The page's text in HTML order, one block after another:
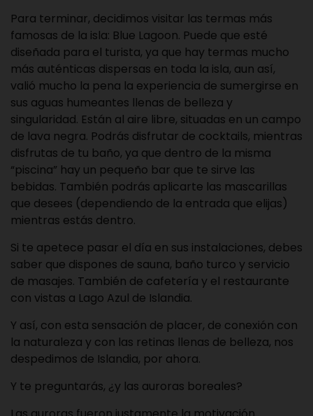
Para terminar, decidimos visitar las termas más
famosas de la isla: Blue Lagoon. Puede que esté
diseñada para el turista, ya que hay termas mucho
más auténticas dispersas en toda la isla, aun así,
valió mucho la pena la experiencia de sumergirse en
sus aguas humeantes llenas de belleza y
singularidad. Están al aire libre, situadas en un campo
de lava negra. Podrás disfrutar de cocktails, mientras
disfrutas de tu baño, ya que dentro de la misma
“piscina” hay un pequeño bar que te sirve las
bebidas. También podrás aplicarte las mascarillas
que desees (dependiendo de la entrada que elijas)
mientras estás dentro.
Si te apetece pasar el día en sus instalaciones, debes
saber que dispones de sauna, baño turco y servicio
de masajes. También de cafetería y el restaurante
con vistas a Lago Azul de Islandia.
Y así, con esta sensación de placer, de conexión con
la naturaleza y con las retinas llenas de belleza, nos
despedimos de Islandia, por ahora.
Y te preguntarás, ¿y las auroras boreales?